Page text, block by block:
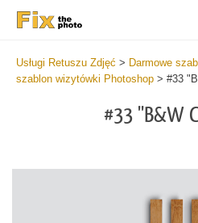
Usługi Retuszu Zdjęć > Darmowe
szablon wizytówki Photoshop > #33
#33 "B&W